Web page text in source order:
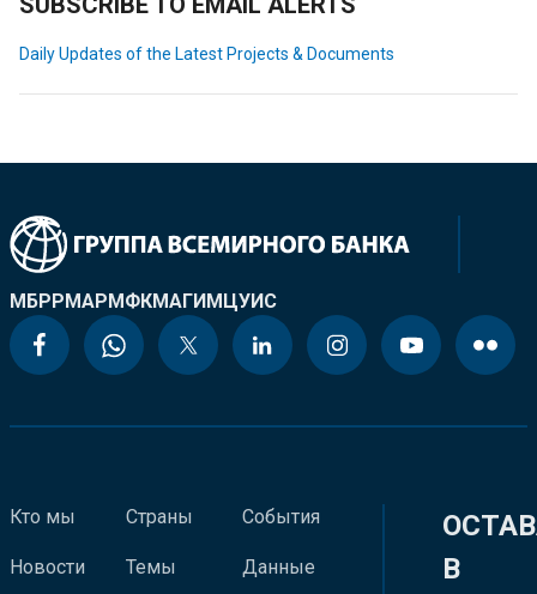
Daily Updates of the Latest Projects & Documents
МБРРМАРМФКМАГИМЦУИС
Кто мы
Новости
Страны
Темы
События
Данные
В